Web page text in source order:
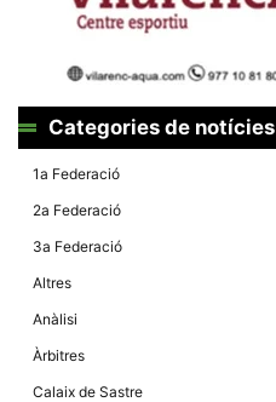
Categories de notícies
1a Federació
2a Federació
3a Federació
Altres
Anàlisi
Àrbitres
Calaix de Sastre